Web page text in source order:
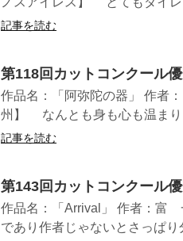
記事を読む
第118回カットコンクール
作品名：「阿弥陀の器」 作者
州】 なんとも身も心も温まり
記事を読む
第143回カットコンクール
作品名：「Arrival」 作者：富
であり作者じゃないとさっぱ